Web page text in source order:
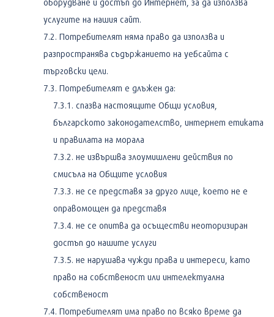
услугите на нашия сайт.
Потребителят няма право да използва и
разпространява съдържанието на уебсайта с
търговски цели.
Потребителят е длъжен да:
спазва настоящите Общи условия,
българското законодателство, интернет етиката
и правилата на морала
не извършва злоумишлени действия по
смисъла на Общите условия
не се представя за друго лице, което не е
оправомощен да представя
не се опитва да осъществи неоторизиран
достъп до нашите услуги
не нарушава чужди права и интереси, като
право на собственост или интелектуална
собственост
Потребителят има право по всяко време да